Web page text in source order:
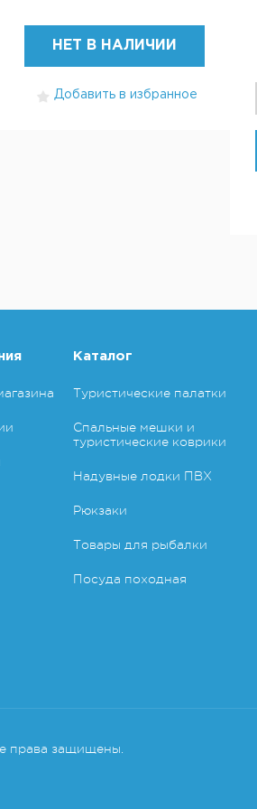
НЕТ В НАЛИЧИИ
Добавить в избранное
Каталог
Туристические палатки
Спальные мешки и
туристические коврики
Надувные лодки ПВХ
Рюкзаки
Товары для рыбалки
Посуда походная
права защищены.